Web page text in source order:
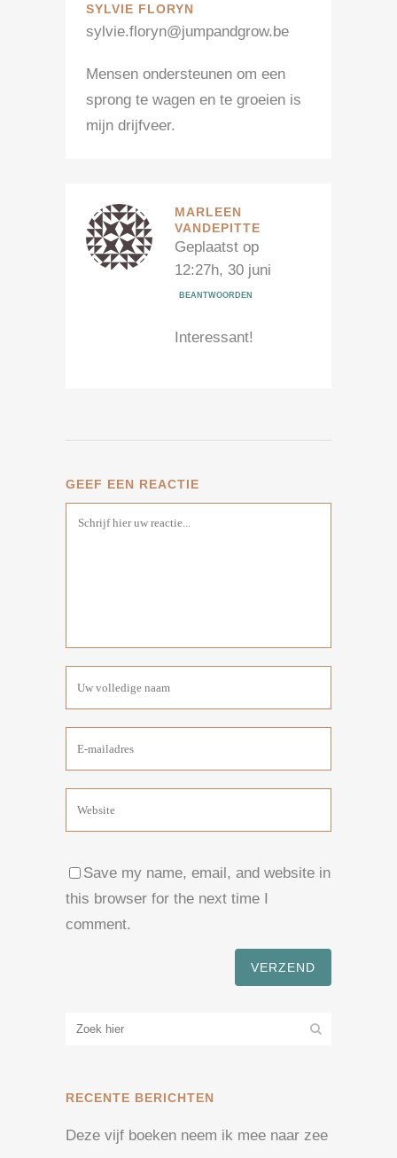
SYLVIE FLORYN
sylvie.floryn@jumpandgrow.be
Mensen ondersteunen om een
sprong te wagen en te groeien is
mijn drijfveer.
MARLEEN
VANDEPITTE
Geplaatst op
12:27h, 30 juni
BEANTWOORDEN
Interessant!
GEEF EEN REACTIE
Save my name, email, and website in
this browser for the next time I
comment.
RECENTE BERICHTEN
Deze vijf boeken neem ik mee naar zee